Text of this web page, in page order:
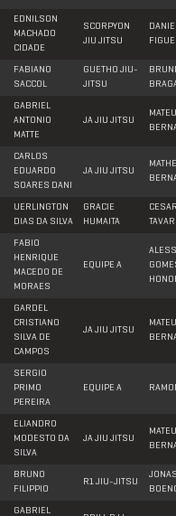
EDNILSON
MACHADO
CIDADE
SCORPYON
JIU JITSU
FABIANO
SACCOL
GUETHO JIU-
JITSU
GABRIEL
ANTONIO
MATTE
JA JIU JITSU
CARLOS
EDUARDO
SOARES DANI
JA JIU JITSU
UERLINGTON
DIAS DA SILVA
GRACIE
HUMAITA
FABIO
HENRIQUE
MACEDO DE
MORAES
EQUIPE A
GARDEL
CRISTIANO
SILVA DE
CAMPOS
JA JIU JITSU
SERGIO
PRIMO
PEREIRA
EQUIPE A
ELIANDRO
MODESTO DA
SILVA
JA JIU JITSU
BRUNO
FILIPPIO
R1 JIU-JITSU
GABRIEL